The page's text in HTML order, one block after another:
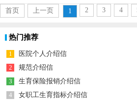
的具有一定凭证作用的信件。相信许多人会...
首页 上一页 1 2 3 4
热门推荐
1
医院个人介绍信
2
规范介绍信
3
生育保险报销介绍信
4
女职工生育指标介绍信